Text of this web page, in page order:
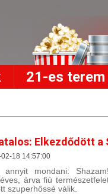
21-es terem
Elkezdődött a
18 14:57:00
annyit mondani:
árva fiú
szuperhőssé válik.